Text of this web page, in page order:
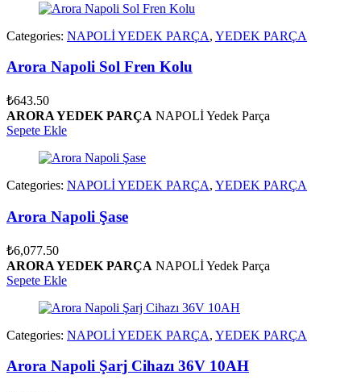
Categories: NAPOLİ YEDEK PARÇA, YEDEK PARÇA
Arora Napoli Sol Fren Kolu
₺643.50
ARORA YEDEK PARÇA NAPOLİ Yedek Parça
Sepete Ekle
Categories: NAPOLİ YEDEK PARÇA, YEDEK PARÇA
Arora Napoli Şase
₺6,077.50
ARORA YEDEK PARÇA NAPOLİ Yedek Parça
Sepete Ekle
Categories: NAPOLİ YEDEK PARÇA, YEDEK PARÇA
Arora Napoli Şarj Cihazı 36V 10AH